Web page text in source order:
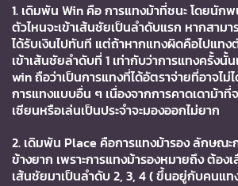
1. เดิมพัน Win คือการแทงม้าที่ชนะโดยนักพ
ตัวไหนจะเข้าเส้นชัยเป็นลำดับแรก หากสาม
ได้รับเงินไปทันที แต่ถ้าหากแทงผิดคือไปแทง
เข้าเส้นชัยลำดับที่ 1 เท่ากับว่าการแทงครั้งนั้น
winถือว่าเป็นการแทงที่ได้อัตราจ่ายที่อาจไ
การแทงแบบอื่น ๆ เนื่องจากการคาดเดาม้าที่
เซียนหรือเล่นเป็นประจำจะมองออกไม่ยาก
2. เดิมพัน Place คือการแทงม้ารองลักษณะ
ข้างยาก เพราะการแทงม้ารองหมายถึงต้องเ
เส้นชัยมาเป็นลำดับ2, 3, 4 (ขึ้นอยู่กับคนแท